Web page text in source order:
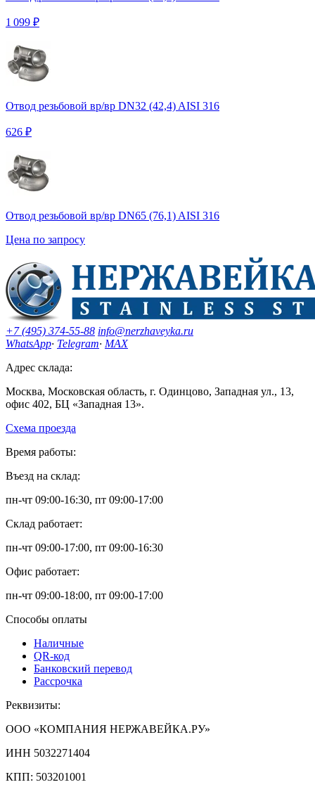
1 099 ₽
Отвод резьбовой вр/вр DN32 (42,4) AISI 316
626 ₽
Отвод резьбовой вр/вр DN65 (76,1) AISI 316
Цена по запросу
+7 (495) 374-55-88 info@nerzhaveyka.ru
WhatsApp· Telegram· MAX
Адрес склада:
Москва, Московская область, г. Одинцово, Западная ул., 13,
офис 402, БЦ «Западная 13».
Схема проезда
Время работы:
Въезд на склад:
пн-чт 09:00-16:30, пт 09:00-17:00
Склад работает:
пн-чт 09:00-17:00, пт 09:00-16:30
Офис работает:
пн-чт 09:00-18:00, пт 09:00-17:00
Способы оплаты
Наличные
QR-код
Банковский перевод
Рассрочка
Реквизиты:
ООО «КОМПАНИЯ НЕРЖАВЕЙКА.РУ»
ИНН 5032271404
КПП: 503201001